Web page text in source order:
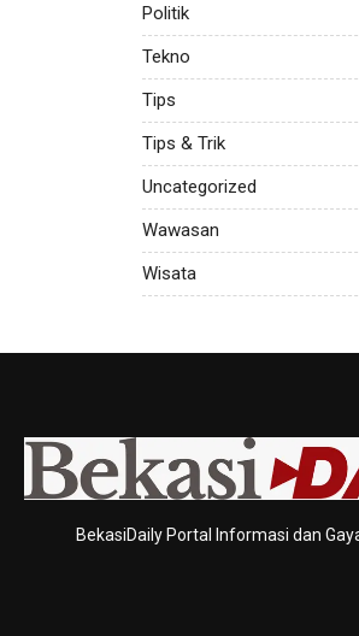
Politik
Tekno
Tips
Tips & Trik
Uncategorized
Wawasan
Wisata
BekasiDaily Portal Informasi dan